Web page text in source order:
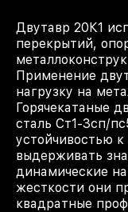
Двутавр 20К1
перекрытий,
Применение
нагрузку на
Горячекатаные
сталь Ст1-3сп/
устойчивостью
выдерживать
динамические
жесткости они
квадратные